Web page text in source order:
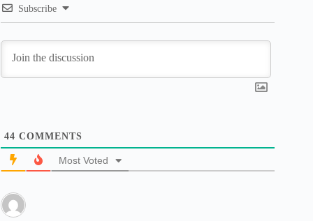
Subscribe
44 COMMENTS
Most Voted